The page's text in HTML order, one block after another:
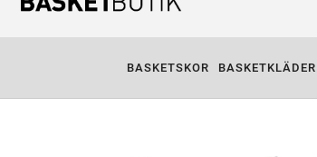
BASKETSKOR BASKETKLÄDER